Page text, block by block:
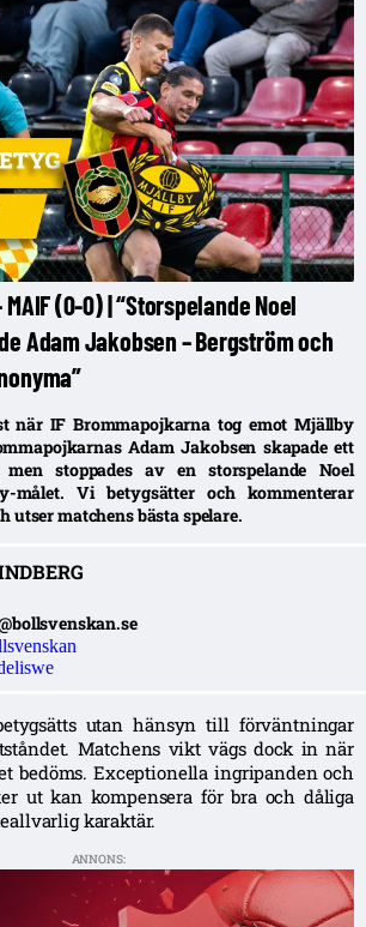
(0-0) | “Storspelande Noel
Adam Jakobsen – Bergström och
när IF Brommapojkarna tog emot Mjällby
Adam Jakobsen skapade ett
stoppades av en storspelande Noel
målet. Vi betygsätter och kommenterar
utser matchens bästa spelare.
utan hänsyn till förväntningar
Matchens vikt vägs dock in när
bedöms. Exceptionella ingripanden och
ut kan kompensera för bra och dåliga
karaktär.
ANNONS: